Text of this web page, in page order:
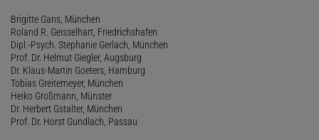
Brigitte Gans, München
Roland R. Geisselhart, Friedrichshafen
Dipl.-Psych. Stephanie Gerlach, München
Prof. Dr. Helmut Giegler, Augsburg
Dr. Klaus-Martin Goeters, Hamburg
Tobias Greitemeyer, München
Heiko Großmann, Münster
Dr. Herbert Gstalter, München
Prof. Dr. Horst Gundlach, Passau